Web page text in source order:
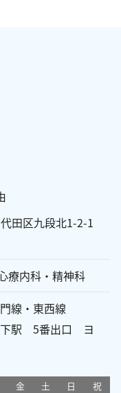
田区九段北1-2-1
療内科・精神科
線・東西線
下駅 5番出口 ヨ
金 土 日
祝